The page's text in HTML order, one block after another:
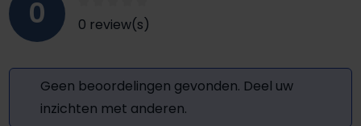
0 0 review(s)
Geen beoordelingen gevonden. Deel uw
inzichten met anderen.